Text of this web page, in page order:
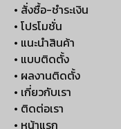
• สั่งซื้อ-ชำระเงิน
• โปรโมชั่น
• แนะนำสินค้า
• แบบติดตั้ง
• ผลงานติดตั้ง
• เกี่ยวกับเรา
• ติดต่อเรา
• หน้าแรก